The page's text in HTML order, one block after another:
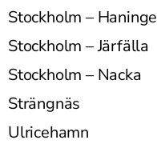
Stockholm – Haninge
Stockholm – Järfälla
Stockholm – Nacka
Strängnäs
Ulricehamn